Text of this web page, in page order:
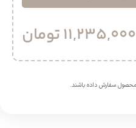
11,235,000تومان
محصول سفارش داده باشند.​